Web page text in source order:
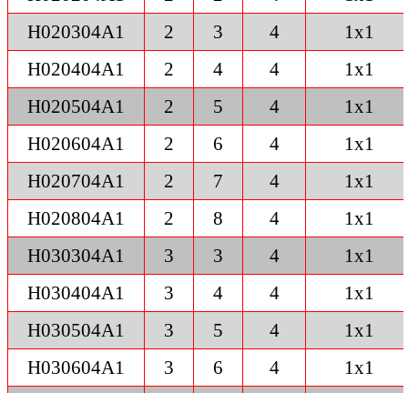
H020304A1
2 3 4
1x1
H020404A1
2 4 4
1x1
H020504A1
2 5 4
1x1
H020604A1
2 6 4
1x1
H020704A1
2 7 4
1x1
H020804A1
2 8 4
1x1
H030304A1
3 3 4
1x1
H030404A1
3 4 4
1x1
H030504A1
3 5 4
1x1
H030604A1
3 6 4
1x1